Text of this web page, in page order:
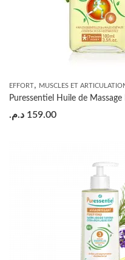
EFFORT, MUSCLES ET
Puressentiel Huile de
159.00 د.م.